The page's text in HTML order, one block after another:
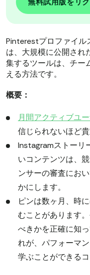
Pinterestプロファイル
は、大規模に公開され
集するツールは、チー
える方法です。
概要：
月間アクティブユ
信じられないほど
Instagramストーリ
いコンテンツは、
ンサーの審査にお
かにします。
ピンは数ヶ月、時
むことがあります
べきかを正確に知
れが、パフォーマ
学ぶことができる